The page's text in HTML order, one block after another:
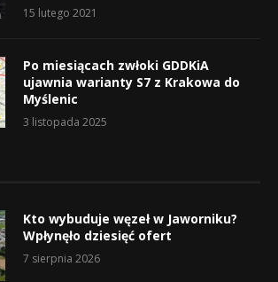
15 lutego 2021
Po miesiącach zwłoki GDDKiA
ujawnia warianty S7 z Krakowa do
Myślenic
3 listopada 2025
Kto wybuduje węzeł w Jaworniku?
Wpłynęło dziesięć ofert
7 sierpnia 2026